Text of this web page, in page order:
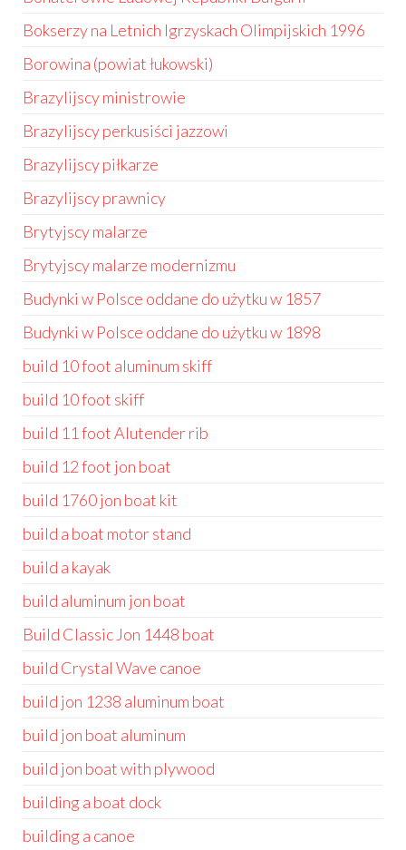
Bokserzy na Letnich Igrzyskach Olimpijskich 1996
Borowina (powiat łukowski)
Brazylijscy ministrowie
Brazylijscy perkusiści jazzowi
Brazylijscy piłkarze
Brazylijscy prawnicy
Brytyjscy malarze
Brytyjscy malarze modernizmu
Budynki w Polsce oddane do użytku w 1857
Budynki w Polsce oddane do użytku w 1898
build 10 foot aluminum skiff
build 10 foot skiff
build 11 foot Alutender rib
build 12 foot jon boat
build 1760 jon boat kit
build a boat motor stand
build a kayak
build aluminum jon boat
Build Classic Jon 1448 boat
build Crystal Wave canoe
build jon 1238 aluminum boat
build jon boat aluminum
build jon boat with plywood
building a boat dock
building a canoe